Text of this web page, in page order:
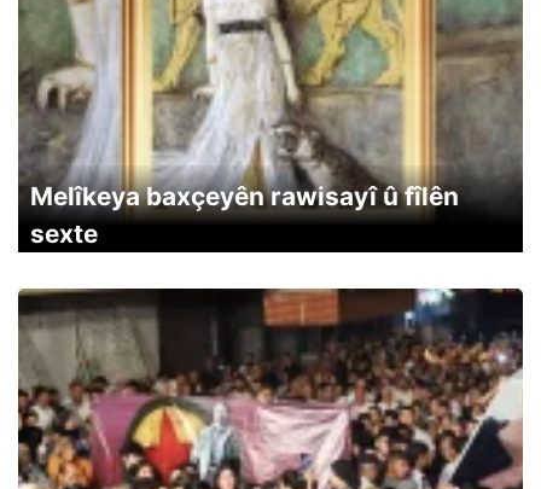
Melîkeya baxçeyên rawisayî û fîlên
sexte